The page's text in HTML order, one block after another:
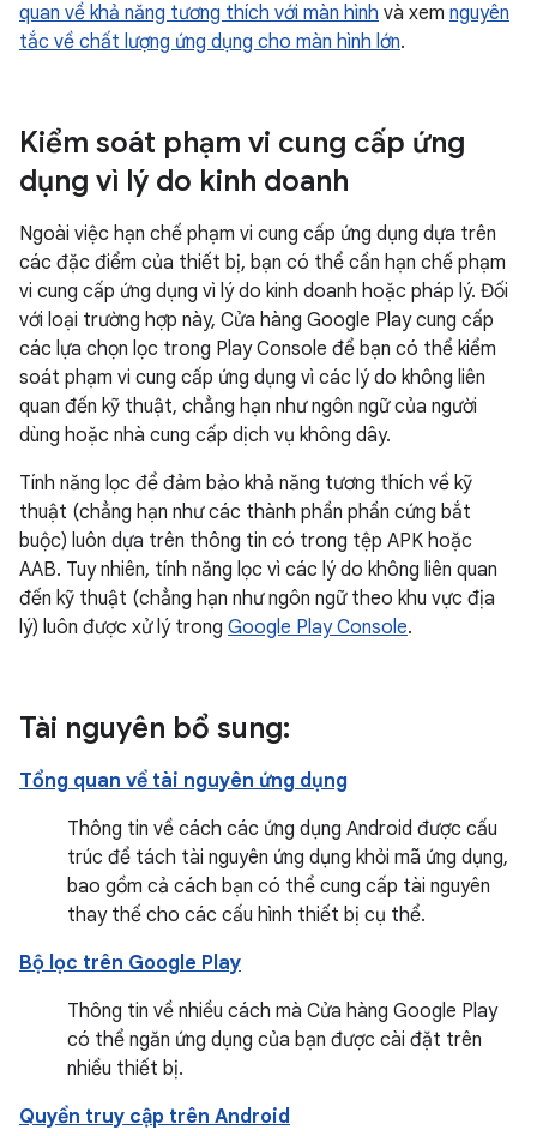
quan về khả năng tương thích với màn hình và xem nguyên
tắc về chất lượng ứng dụng cho màn hình lớn.
Kiểm soát phạm vi cung cấp ứng
dụng vì lý do kinh doanh
Ngoài việc hạn chế phạm vi cung cấp ứng dụng dựa trên
các đặc điểm của thiết bị, bạn có thể cần hạn chế phạm
vi cung cấp ứng dụng vì lý do kinh doanh hoặc pháp lý. Đối
với loại trường hợp này, Cửa hàng Google Play cung cấp
các lựa chọn lọc trong Play Console để bạn có thể kiểm
soát phạm vi cung cấp ứng dụng vì các lý do không liên
quan đến kỹ thuật, chẳng hạn như ngôn ngữ của người
dùng hoặc nhà cung cấp dịch vụ không dây.
Tính năng lọc để đảm bảo khả năng tương thích về kỹ
thuật (chẳng hạn như các thành phần phần cứng bắt
buộc) luôn dựa trên thông tin có trong tệp APK hoặc
AAB. Tuy nhiên, tính năng lọc vì các lý do không liên quan
đến kỹ thuật (chẳng hạn như ngôn ngữ theo khu vực địa
lý) luôn được xử lý trong Google Play Console.
Tài nguyên bổ sung:
Tổng quan về tài nguyên ứng dụng
Thông tin về cách các ứng dụng Android được cấu
trúc để tách tài nguyên ứng dụng khỏi mã ứng dụng,
bao gồm cả cách bạn có thể cung cấp tài nguyên
thay thế cho các cấu hình thiết bị cụ thể.
Bộ lọc trên Google Play
Thông tin về nhiều cách mà Cửa hàng Google Play
có thể ngăn ứng dụng của bạn được cài đặt trên
nhiều thiết bị.
Quyền truy cập trên Android